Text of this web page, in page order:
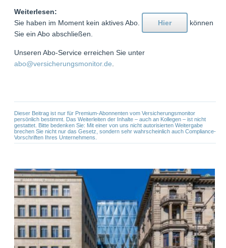
Weiterlesen:
Sie haben im Moment kein aktives Abo.
Hier
können
Sie ein Abo abschließen.
Unseren Abo-Service erreichen Sie unter
abo@versicherungsmonitor.de
Dieser Beitrag ist nur für Premium-Abonnenten vom Versicherungsmonitor
persönlich bestimmt. Das Weiterleiten der Inhalte – auch an Kollegen – ist nicht
gestattet. Bitte bedenken Sie: Mit einer von uns nicht autorisierten Weitergabe
brechen Sie nicht nur das Gesetz, sondern sehr wahrscheinlich auch Compliance-
Vorschriften Ihres Unternehmens.